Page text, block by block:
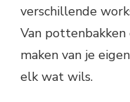
verschillende
Van
maken van je
elk wat wils.